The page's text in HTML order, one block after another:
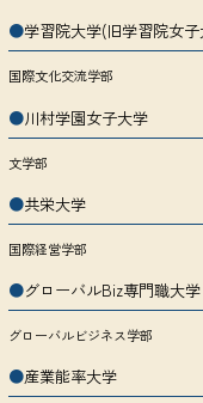
●学習院大学(旧学習院女子
国際文化交流学部
●川村学園女子大学
文学部
●共栄大学
国際経営学部
●グローバルBiz専門職大学
グローバルビジネス学部
●産業能率大学